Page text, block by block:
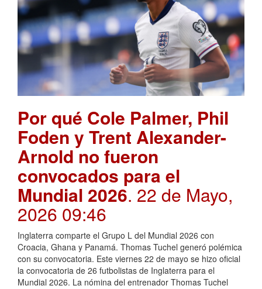
Por qué Cole Palmer, Phil
Foden y Trent Alexander-
Arnold no fueron
convocados para el
Mundial 2026. 22 de Mayo,
2026 09:46
Inglaterra comparte el Grupo L del Mundial 2026 con
Croacia, Ghana y Panamá. Thomas Tuchel generó polémica
con su convocatoria. Este viernes 22 de mayo se hizo oficial
la convocatoria de 26 futbolistas de Inglaterra para el
Mundial 2026. La nómina del entrenador Thomas Tuchel